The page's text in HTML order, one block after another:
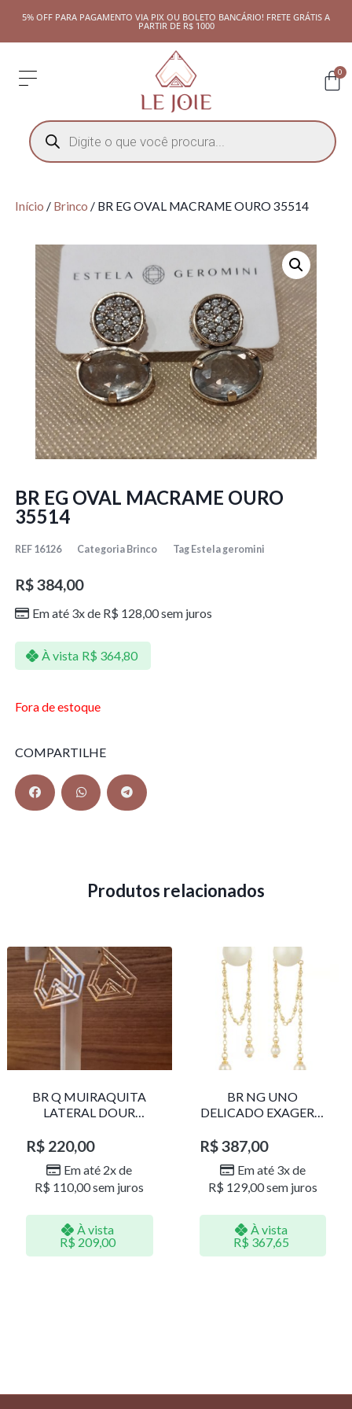
5% OFF PARA PAGAMENTO VIA PIX OU BOLETO BANCÁRIO! FRETE GRÁTIS A
PARTIR DE R$ 1000
0
Início / Brinco / BR EG OVAL MACRAME OURO 35514
BR EG OVAL MACRAME OURO
35514
REF 16126 Categoria Brinco Tag Estela geromini
R$384,00
Em até 3x de R$ 128,00sem juros
À vista R$ 364,80
Fora de estoque
COMPARTILHE
Produtos relacionados
BR Q MUIRAQUITA
LATERAL DOUR
R$ 220,00
Em até 2x de
R$ 110,00sem juros
À vista
R$ 209,00
BR NG UNO
DELICADO EXAGERO
R$387,00
Em até 3x de
R$ 129,00sem juros
À vista
R$ 367,65